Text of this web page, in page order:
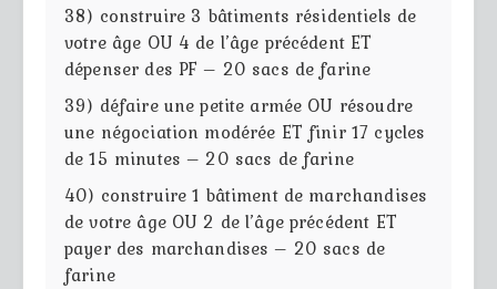
38) construire 3 bâtiments résidentiels de
votre âge OU 4 de l’âge précédent ET
dépenser des PF – 20 sacs de farine
39) défaire une petite armée OU résoudre
une négociation modérée ET finir 17 cycles
de 15 minutes – 20 sacs de farine
40) construire 1 bâtiment de marchandises
de votre âge OU 2 de l’âge précédent ET
payer des marchandises – 20 sacs de
farine